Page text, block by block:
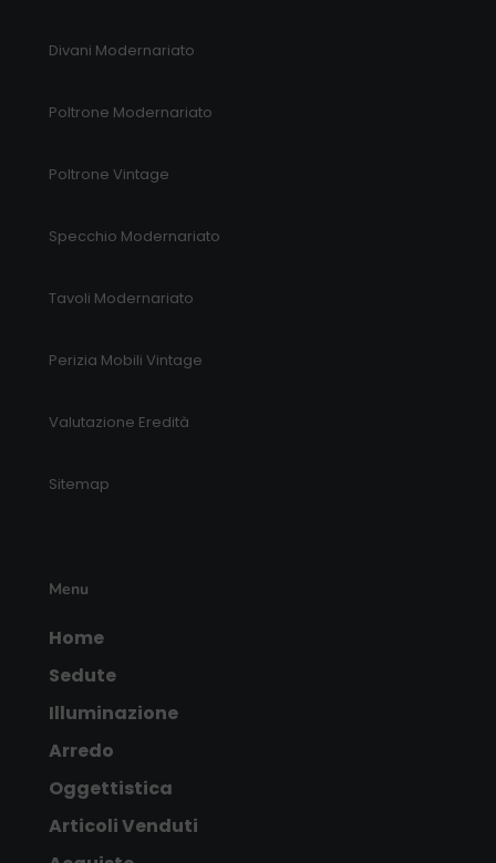
Divani Modernariato
Poltrone Modernariato
Poltrone Vintage
Specchio Modernariato
Tavoli Modernariato
Perizia Mobili Vintage
Valutazione Eredità
Sitemap
Menu
Home
Sedute
Illuminazione
Arredo
Oggettistica
Articoli Venduti